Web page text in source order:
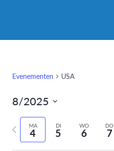
Evenementen USA
8/2025
Selecteer
datumMA
4
DI
5
WO
6
DO
7
vorige
week